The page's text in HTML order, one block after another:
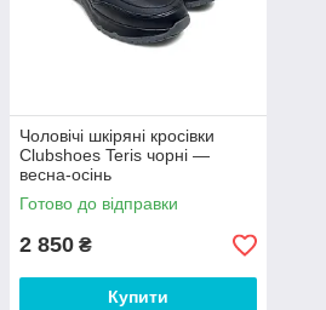
Чоловічі шкіряні кросівки
Clubshoes Teris чорні —
весна-осінь
Готово до відправки
2 850 ₴
Купити